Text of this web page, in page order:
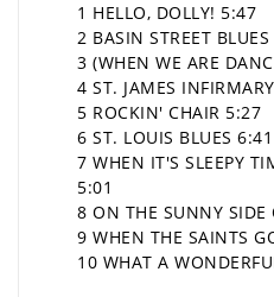
1 HELLO, DOLLY! 5:47
2 BASIN STREET
3 (WHEN WE ARE
4 ST. JAMES
5 ROCKIN' CHAIR 5:27
6 ST. LOUIS BLUES 6:41
7 WHEN IT'S SLEEPY
5:01
8 ON THE SUNNY SIDE
9 WHEN THE SAINTS
10 WHAT A